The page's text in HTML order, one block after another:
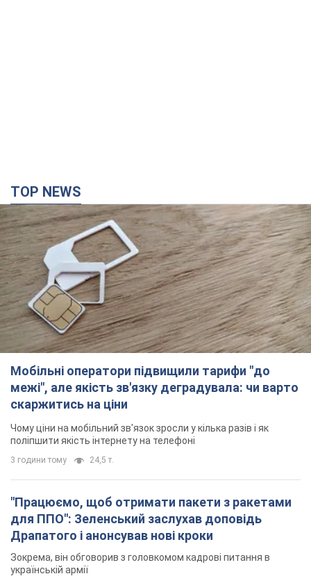
TOP NEWS
Мобільні оператори підвищили тарифи "до
межі", але якість зв'язку деградувала: чи варто
скаржитись на ціни
Чому ціни на мобільний зв'язок зросли у кілька разів і як
поліпшити якість інтернету на телефоні
3 години тому 24,5 т.
"Працюємо, щоб отримати пакети з ракетами
для ППО": Зеленський заслухав доповідь
Драпатого і анонсував нові кроки
Зокрема, він обговорив з головкомом кадрові питання в
українській армії